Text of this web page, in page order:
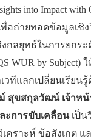
into Impact with
อถ่ายทอดข้อมูลเชิง
งกลยุทธ์ในการยกร
WUR by Subject)
วทีแลกเปลี่ยนเรียน
สุขสกุลวัฒน์ เจ้าหน้
ะการขับเคลื่อน เป็น
คราะห์ ข้อสังเกต แ